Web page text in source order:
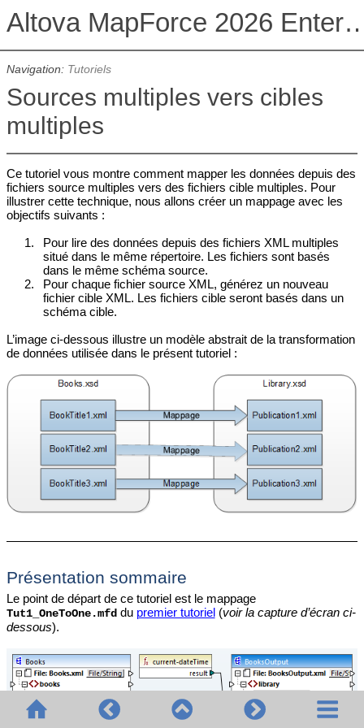
Altova MapForce 2026
Navigation: Tutoriels
Sources multiples vers cibles
multiples
Ce tutoriel vous montre comment mapper les données depuis des
fichiers source multiples vers des fichiers cible multiples. Pour
illustrer cette technique, nous allons créer un mappage avec les
objectifs suivants :
1.
Pour lire des données depuis des fichiers XML multiples
situé dans le même répertoire. Les fichiers sont basés
dans le même schéma source.
2.
Pour chaque fichier source XML, générez un nouveau
fichier cible XML. Les fichiers cible seront basés dans un
schéma cible.
L’image ci-dessous illustre un modèle abstrait de la transformation
de données utilisée dans le présent tutoriel :
Présentation sommaire
Le point de départ de ce tutoriel est le mappage
Tut1_OneToOne.mfddu premier tutoriel(voir la capture d’écran ci-
dessous).